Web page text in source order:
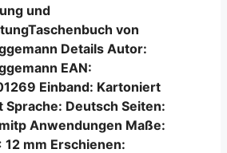
und
Taschenbuch von
Details Autor:
EAN:
Einband: Kartoniert
Sprache: Deutsch Seiten:
Anwendungen Maße:
12 mm Erschienen: